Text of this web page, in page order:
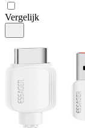
Vergelijk